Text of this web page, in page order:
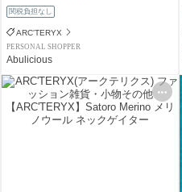
関税負担なし
ARC'TERYX
PERSONAL SHOPPER
Abulicious